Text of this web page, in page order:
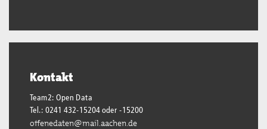
Kontakt
Team2: Open Data
Tel.: 0241 432-15204 oder -15200
offenedaten@mail.aachen.de